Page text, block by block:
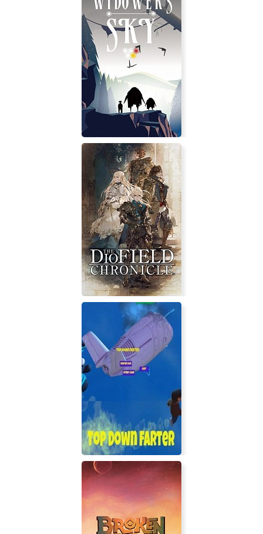
Sogo Vego
Hard Time
Widower's Sky
The DioField Chronicle